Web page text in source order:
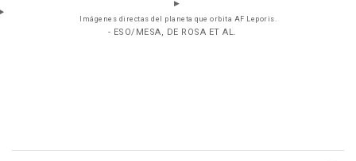
Imágenes directas del planeta que orbita AF Leporis.
- ESO/MESA, DE ROSA ET AL.